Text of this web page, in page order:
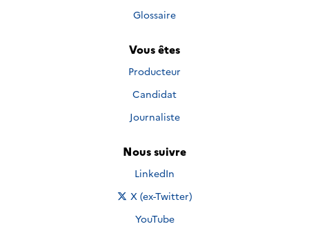
Glossaire
Vous êtes
Producteur
Candidat
Journaliste
Nous suivre
Nous suivre sur
LinkedIn
Nous suivre sur
X (ex-Twitter)
Nous suivre sur
YouTube